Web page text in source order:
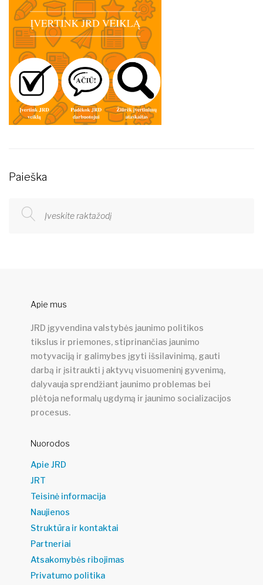
Paieška
Apie mus
JRD įgyvendina valstybės jaunimo politikos
tikslus ir priemones, stiprinančias jaunimo
motyvaciją ir galimybes įgyti išsilavinimą, gauti
darbą ir įsitraukti į aktyvų visuomeninį gyvenimą,
dalyvauja sprendžiant jaunimo problemas bei
plėtoja neformalų ugdymą ir jaunimo socializacijos
procesus.
Nuorodos
Apie JRD
JRT
Teisinė informacija
Naujienos
Struktūra ir kontaktai
Partneriai
Atsakomybės ribojimas
Privatumo politika